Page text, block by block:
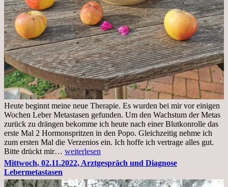
Heute beginnt meine neue Therapie. Es wurden bei mir vor einigen
Wochen Leber Metastasen gefunden. Um den Wachstum der Metas
zurück zu drängen bekomme ich heute nach einer Blutkonrolle das
erste Mal 2 Hormonspritzen in den Popo. Gleichzeitig nehme ich
zum ersten Mal die Verzenios ein. Ich hoffe ich vertrage alles gut.
Bitte drückt mir… Mittwoch,
09.11.2022
weiterlesen
Mittwoch, 02.11.2022, Arztgespräch und Diagnose
Lebermetastasen